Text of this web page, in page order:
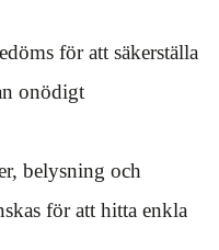
för att säkerställa
onödigt
belysning och
för att hitta enkla